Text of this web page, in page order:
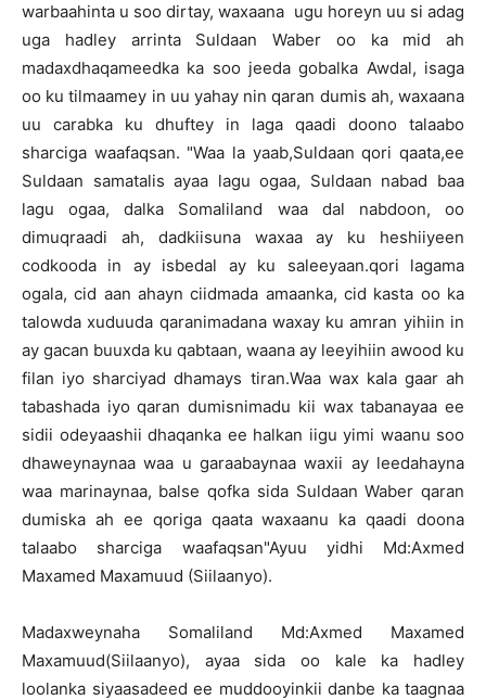
warbaahinta u soo dirtay, waxaana ugu horeyn uu si adag
uga hadley arrinta Suldaan Waber oo ka mid ah
madaxdhaqameedka ka soo jeeda gobalka Awdal, isaga
oo ku tilmaamey in uu yahay nin qaran dumis ah, waxaana
uu carabka ku dhuftey in laga qaadi doono talaabo
sharciga waafaqsan. "Waa la yaab,Suldaan qori qaata,ee
Suldaan samatalis ayaa lagu ogaa, Suldaan nabad baa
lagu ogaa, dalka Somaliland waa dal nabdoon, oo
dimuqraadi ah, dadkiisuna waxaa ay ku heshiiyeen
codkooda in ay isbedal ay ku saleeyaan.qori lagama
ogala, cid aan ahayn ciidmada amaanka, cid kasta oo ka
talowda xuduuda qaranimadana waxay ku amran yihiin in
ay gacan buuxda ku qabtaan, waana ay leeyihiin awood ku
filan iyo sharciyad dhamays tiran.Waa wax kala gaar ah
tabashada iyo qaran dumisnimadu kii wax tabanayaa ee
sidii odeyaashii dhaqanka ee halkan iigu yimi waanu soo
dhaweynaynaa waa u garaabaynaa waxii ay leedahayna
waa marinaynaa, balse qofka sida Suldaan Waber qaran
dumiska ah ee qoriga qaata waxaanu ka qaadi doona
talaabo sharciga waafaqsan"Ayuu yidhi Md:Axmed
Maxamed Maxamuud (Siilaanyo).
Madaxweynaha Somaliland Md:Axmed Maxamed
Maxamuud(Siilaanyo), ayaa sida oo kale ka hadley
loolanka siyaasadeed ee muddooyinkii danbe ka taagnaa